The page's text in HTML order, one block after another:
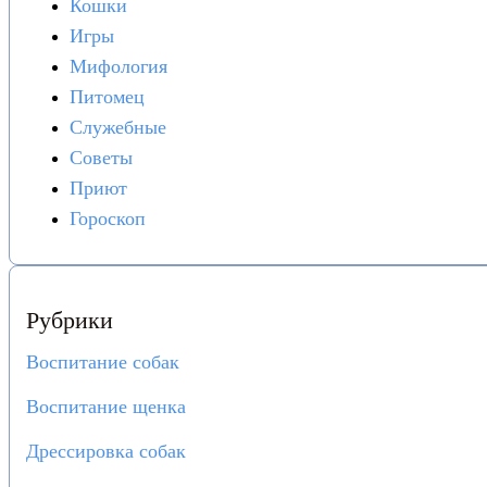
Кошки
Игры
Мифология
Питомец
Служебные
Советы
Приют
Гороскоп
Рубрики
Воспитание собак
Воспитание щенка
Дрессировка собак